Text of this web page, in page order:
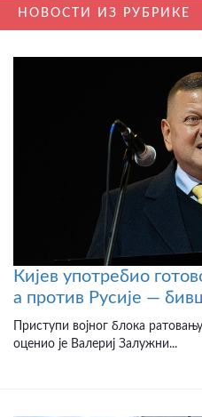
НОВОСТИ ИЗ РУБРИКЕ
Кијев употребио
а против Русије —
Приступи војног блока
оценио је Валериј Залужни...